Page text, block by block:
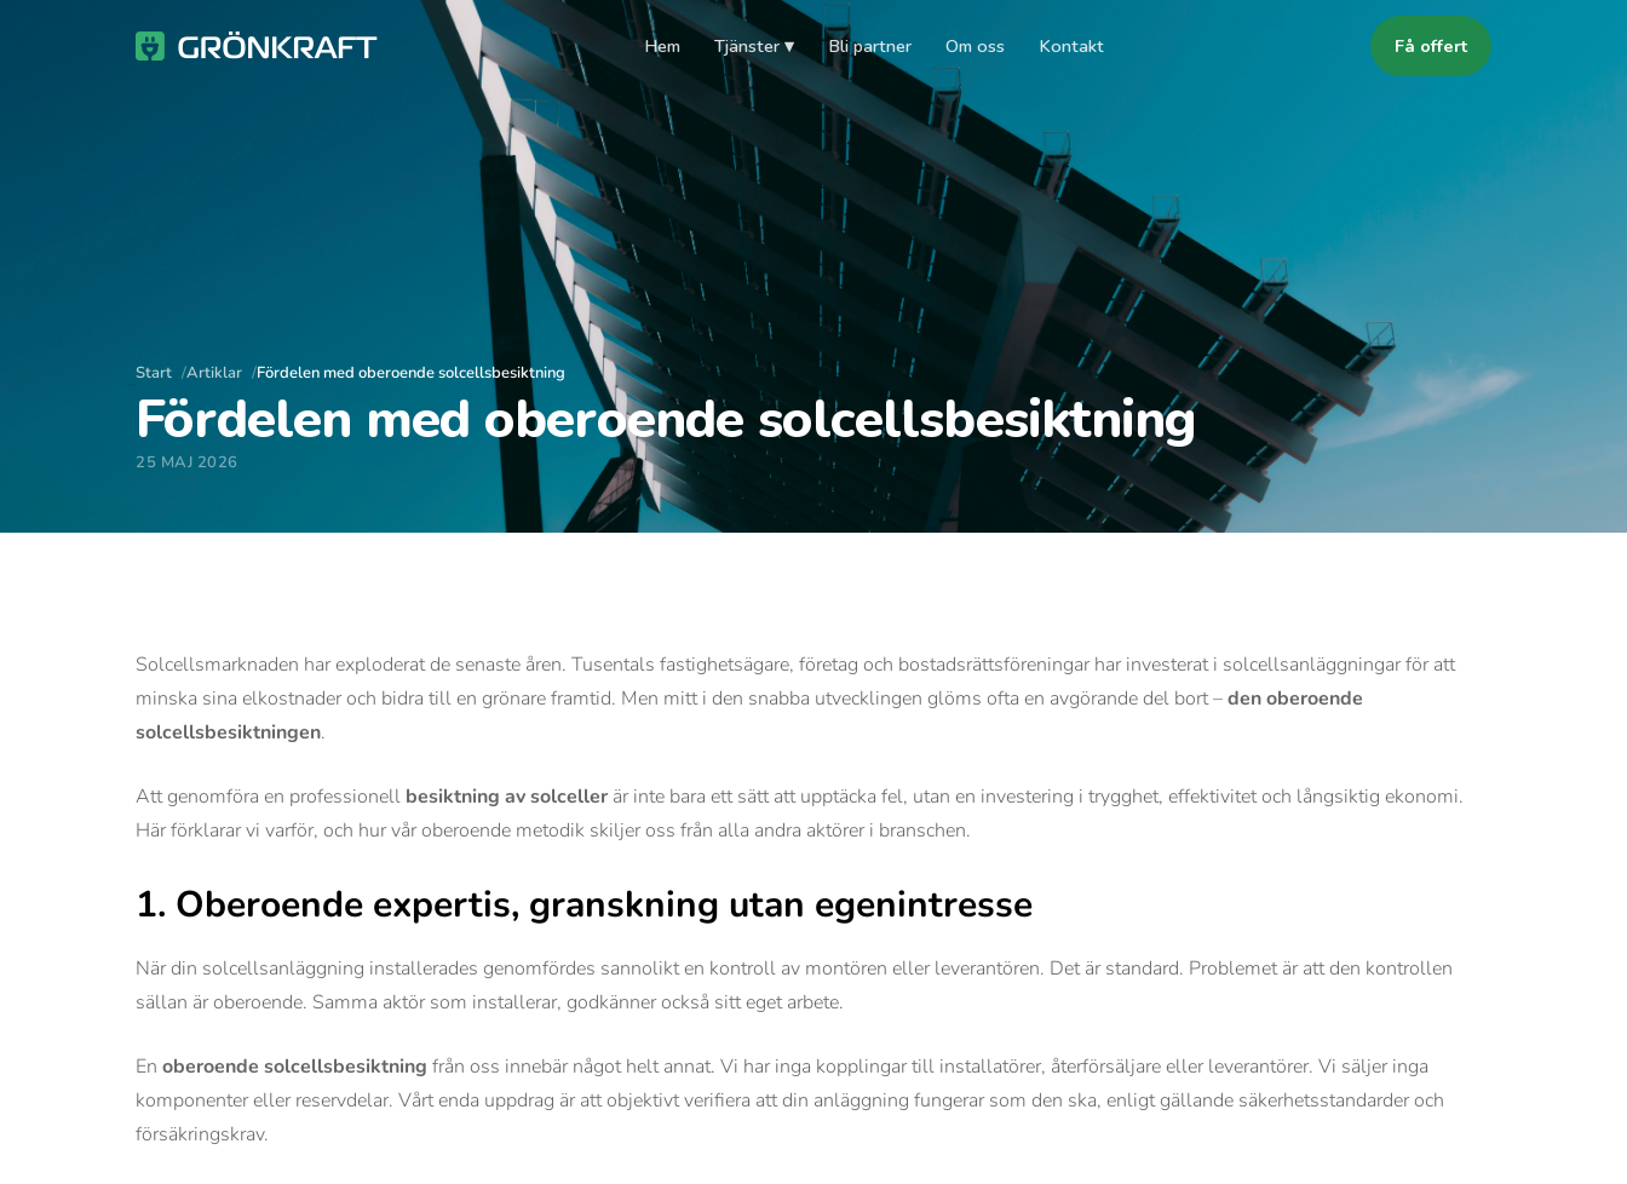
Hem Tjänster ▾ Bli partner Om oss Kontakt Få offert
Start Artiklar Fördelen med oberoende solcellsbesiktning
Fördelen med oberoende solcellsbesiktning
25 MAJ 2026
Solcellsmarknaden har exploderat de senaste åren. Tusentals fastighetsägare, företag och bostadsrättsföreningar har investerat i solcellsanläggningar för att
minska sina elkostnader och bidra till en grönare framtid. Men mitt i den snabba utvecklingen glöms ofta en avgörande del bort –den oberoende
solcellsbesiktningen.
Att genomföra en professionell besiktning av solceller är inte bara ett sätt att upptäcka fel, utan en investering i trygghet, effektivitet och långsiktig ekonomi.
Här förklarar vi varför, och hur vår oberoende metodik skiljer oss från alla andra aktörer i branschen.
1. Oberoende expertis, granskning utan egenintresse
När din solcellsanläggning installerades genomfördes sannolikt en kontroll av montören eller leverantören. Det är standard. Problemet är att den kontrollen
sällan är oberoende. Samma aktör som installerar, godkänner också sitt eget arbete.
En oberoende solcellsbesiktning från oss innebär något helt annat. Vi har inga kopplingar till installatörer, återförsäljare eller leverantörer. Vi säljer inga
komponenter eller reservdelar. Vårt enda uppdrag är att objektivt verifiera att din anläggning fungerar som den ska, enligt gällande säkerhetsstandarder och
försäkringskrav.